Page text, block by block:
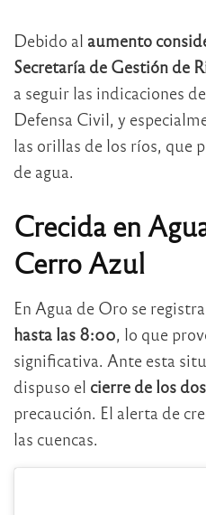
Debido al aumento
Secretaría de Gestión de
a seguir las indicaciones
Defensa Civil, y
las orillas de los ríos, que
de agua.
Crecida en
Cerro Azul
En Agua de Oro se
hasta las 8:00, lo que
significativa. Ante esta
dispuso el cierre de los
precaución. El alerta de
las cuencas.